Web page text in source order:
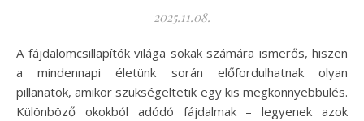
2025.11.08.
A fájdalomcsillapítók világa sokak számára ismerős, hiszen
a mindennapi életünk során előfordulhatnak olyan
pillanatok, amikor szükségeltetik egy kis megkönnyebbülés.
Különböző okokból adódó fájdalmak – legyenek azok